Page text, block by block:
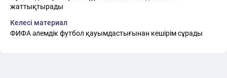
жаттықтырады
Келесі материал
ФИФА әлемдік футбол қауымдастығынан кешірім сұрады